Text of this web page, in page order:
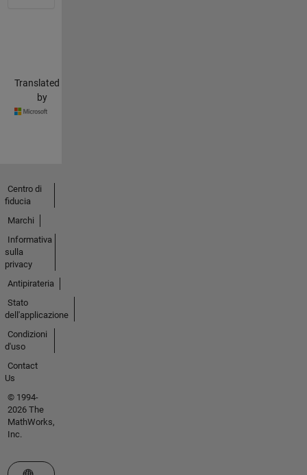
Translated
by
Centro di
fiducia
Marchi
Informativa
sulla
privacy
Antipirateria
Stato
dell'applicazione
Condizioni
d'uso
Contact
Us
© 1994-
2026 The
MathWorks,
Inc.